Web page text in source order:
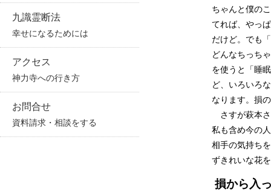
九識霊断法
幸せになるためには
アクセス
神力寺への行き方
お問合せ
資料請求・相談をする
ちゃんと僕の
てれば、やっ
だけど。でも
どんなちっち
を使うと「睡
ど、いろいろ
なります。損
さすが萩本さ
私も含め今の
相手の気持ち
ずきれいな花
損から入